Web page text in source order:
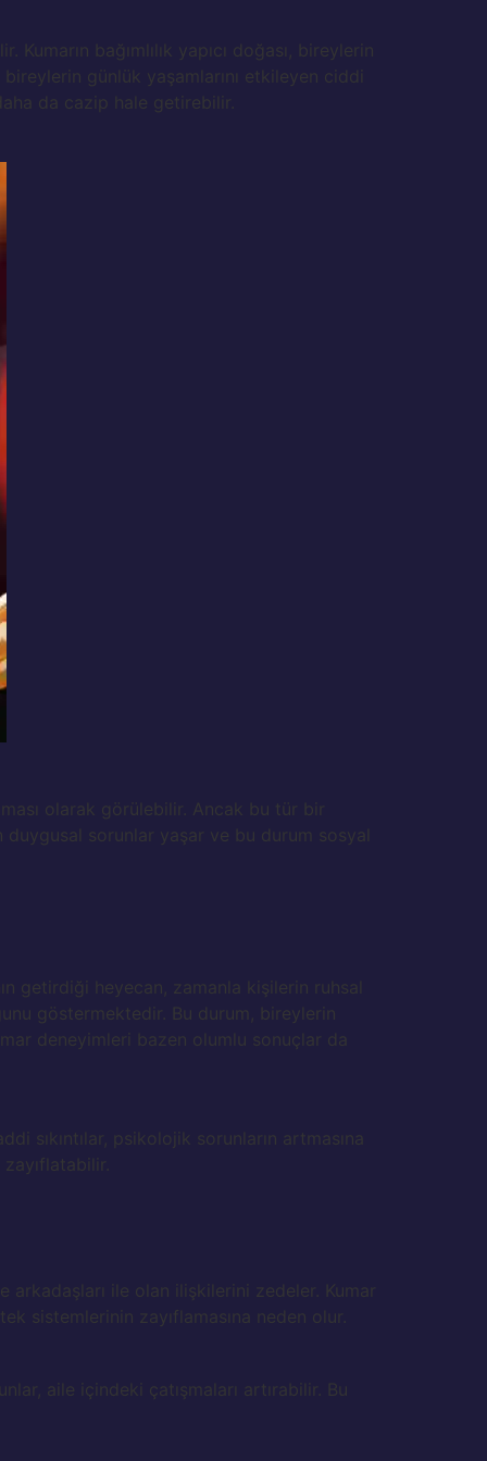
bağımlılık yapıcı doğası, bireylerin
günlük yaşamlarını etkileyen ciddi
da cazip hale getirebilir.
olarak görülebilir. Ancak bu tür bir
duygusal sorunlar yaşar ve bu durum sosyal
getirdiği heyecan, zamanla kişilerin ruhsal
göstermektedir. Bu durum, bireylerin
deneyimleri bazen olumlu sonuçlar da
sıkıntılar, psikolojik sorunların artmasına
ile olan ilişkilerini zedeler. Kumar
sistemlerinin zayıflamasına neden olur.
aile içindeki çatışmaları artırabilir. Bu